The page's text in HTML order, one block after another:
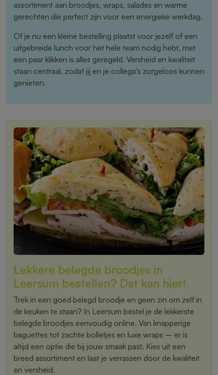
assortiment aan broodjes, wraps, salades en warme
gerechten die perfect zijn voor een energieke werkdag.
Of je nu een kleine bestelling plaatst voor jezelf of een
uitgebreide lunch voor het hele team nodig hebt, met
een paar klikken is alles geregeld. Versheid en kwaliteit
staan centraal, zodat jij en je collega’s zorgeloos kunnen
genieten.
Lekkere belegde broodjes in
Leersum bestellen? Dat kan hier!
Trek in een goed belegd broodje en geen zin om zelf in
de keuken te staan? In Leersum bestel je de lekkerste
belegde broodjes eenvoudig online. Van knapperige
baguettes tot zachte bolletjes en luxe wraps – er is
altijd een optie die bij jouw smaak past. Kies uit een
breed assortiment en laat je verrassen door de kwaliteit
en versheid.